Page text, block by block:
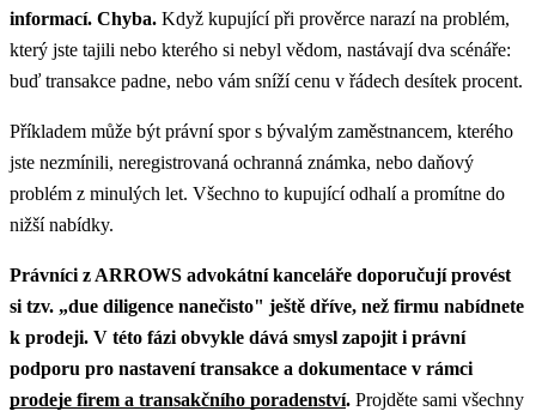
informací. Chyba. Když kupující při prověrce narazí na problém,
který jste tajili nebo kterého si nebyl vědom, nastávají dva scénáře:
buď transakce padne, nebo vám sníží cenu v řádech desítek procent.
Příkladem může být právní spor s bývalým zaměstnancem, kterého
jste nezmínili, neregistrovaná ochranná známka, nebo daňový
problém z minulých let. Všechno to kupující odhalí a promítne do
nižší nabídky.
Právníci z ARROWS advokátní kanceláře doporučují provést
si tzv. „due diligence nanečisto" ještě dříve, než firmu nabídnete
k prodeji. V této fázi obvykle dává smysl zapojit i právní
podporu pro nastavení transakce a dokumentace v rámci
prodeje firem a transakčního poradenství. Projděte sami všechny